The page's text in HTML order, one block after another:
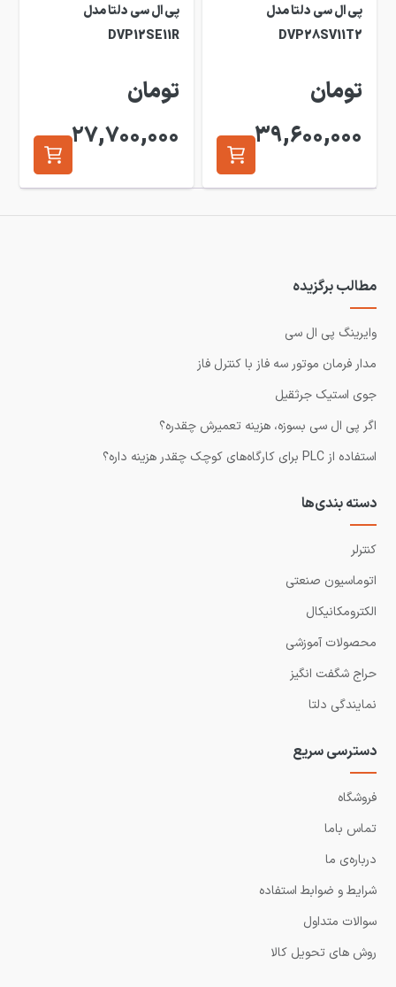
پی ال سی دلتا مدل
DVP28SV11T2
تومان
39,600,000
پی ال سی دلتا مدل
DVP12SE11R
تومان
27,700,000
مطالب برگزیده
وایرینگ پی ال سی
مدار فرمان موتور سه فاز با کنترل فاز
جوی استیک جرثقیل
اگر پی ال سی بسوزه، هزینه تعمیرش چقدره؟
استفاده از PLC برای کارگاه‌های کوچک چقدر هزینه داره؟
دسته بندی‌ها
کنترلر
اتوماسیون صنعتی
الکترومکانیکال
محصولات آموزشی
حراج شگفت انگیز
نمایندگی دلتا
دسترسی سریع
فروشگاه
تماس باما
درباره‌ی ما
شرایط و ضوابط استفاده
سوالات متداول
روش های تحویل کالا